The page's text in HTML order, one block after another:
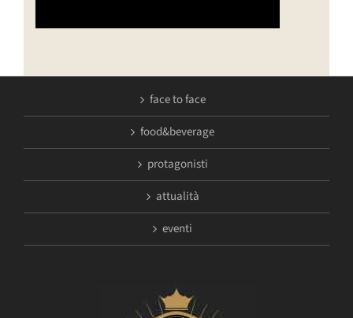
face to face
food&beverage
protagonisti
attualità
eventi